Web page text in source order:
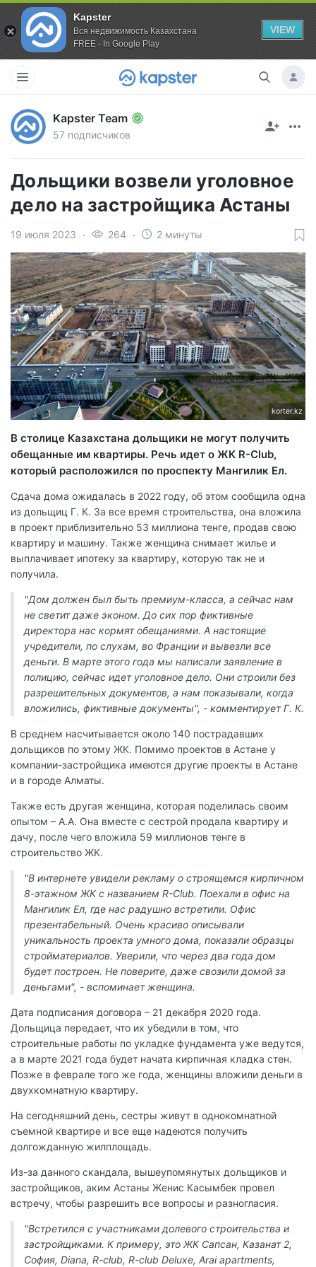
Kapster
Вся недвижимость Казахстана
FREE - In Google Play
VIEW
Kapster Team
57 подписчиков
Дольщики возвели уголовное
дело на застройщика Астаны
19 июля 2023 264 2 минуты
korter.kz
В столице Казахстана дольщики не могут получить
обещанные им квартиры. Речь идет о ЖК R-Club,
который расположился по проспекту Мангилик Ел.
Сдача дома ожидалась в 2022 году, об этом сообщила одна
из дольщиц Г. К. За все время строительства, она вложила
в проект приблизительно 53 миллиона тенге, продав свою
квартиру и машину. Также женщина снимает жилье и
выплачивает ипотеку за квартиру, которую так не и
получила.
"Дом должен был быть премиум-класса, а сейчас нам
не светит даже эконом. До сих пор фиктивные
директора нас кормят обещаниями. А настоящие
учредители, по слухам, во Франции и вывезли все
деньги. В марте этого года мы написали заявление в
полицию, сейчас идет уголовное дело. Они строили без
разрешительных документов, а нам показывали, когда
вложились, фиктивные документы", - комментирует Г. К.
В среднем насчитывается около 140 пострадавших
дольщиков по этому ЖК. Помимо проектов в Астане у
компании-застройщика имеются другие проекты в Астане
и в городе Алматы.
Также есть другая женщина, которая поделилась своим
опытом – А.А. Она вместе с сестрой продала квартиру и
дачу, после чего вложила 59 миллионов тенге в
строительство ЖК.
"В интернете увидели рекламу о строящемся кирпичном
8-этажном ЖК с названием R-Club. Поехали в офис на
Мангилик Ел, где нас радушно встретили. Офис
презентабельный. Очень красиво описывали
уникальность проекта умного дома, показали образцы
стройматериалов. Уверили, что через два года дом
будет построен. Не поверите, даже свозили домой за
деньгами", - вспоминает женщина.
Дата подписания договора – 21 декабря 2020 года.
Дольщица передает, что их убедили в том, что
строительные работы по укладке фундамента уже ведутся,
а в марте 2021 года будет начата кирпичная кладка стен.
Позже в феврале того же года, женщины вложили деньги в
двухкомнатную квартиру.
На сегодняшний день, сестры живут в однокомнатной
съемной квартире и все еще надеются получить
долгожданную жилплощадь.
Из-за данного скандала, вышеупомянутых дольщиков и
застройщиков, аким Астаны Женис Касымбек провел
встречу, чтобы разрешить все вопросы и разногласия.
"Встретился с участниками долевого строительства и
застройщиками. К примеру, это ЖК Сапсан, Казанат 2,
София, Diana, R-club, R-club Deluxe, Arai apartments,